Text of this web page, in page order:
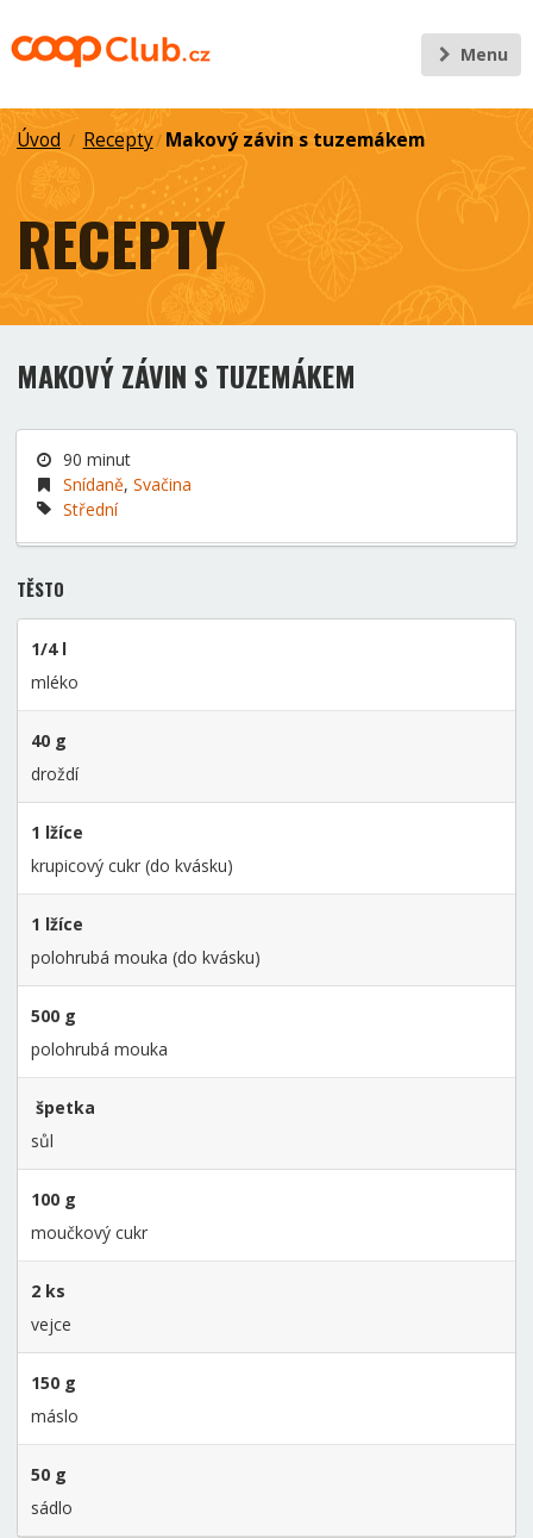
Menu
Úvod / Recepty/ Makový závin s tuzemákem
RECEPTY
MAKOVÝ ZÁVIN S TUZEMÁKEM
90 minut
Snídaně, Svačina
Střední
TĚSTO
1/4 l
mléko
40 g
droždí
1 lžíce
krupicový cukr (do kvásku)
1 lžíce
polohrubá mouka (do kvásku)
500 g
polohrubá mouka
špetka
sůl
100 g
moučkový cukr
2 ks
vejce
150 g
máslo
50 g
sádlo